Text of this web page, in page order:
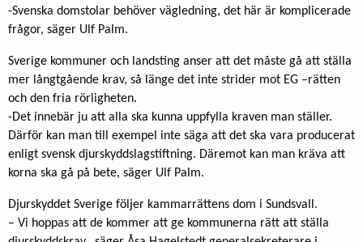
-Svenska domstolar behöver vägledning, det här är komplicerade
frågor, säger Ulf Palm.
Sverige kommuner och landsting anser att det måste gå att ställa
mer långtgående krav, så länge det inte strider mot EG –rätten
och den fria rörligheten.
-Det innebär ju att alla ska kunna uppfylla kraven man ställer.
Därför kan man till exempel inte säga att det ska vara producerat
enligt svensk djurskyddslagstiftning. Däremot kan man kräva att
korna ska gå på bete, säger Ulf Palm.
Djurskyddet Sverige följer kammarrättens dom i Sundsvall.
– Vi hoppas att de kommer att ge kommunerna rätt att ställa